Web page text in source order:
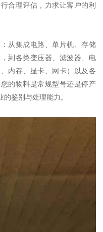
合理评估，力求让客户的利
从集成电路、单片机、存储
到各类变压器、滤波器、电
内存、显卡、网卡）以及各
的物料是常规型号还是停产
鉴别与处理能力。